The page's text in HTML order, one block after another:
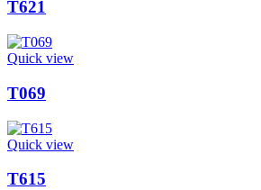
T621
Quick view
T069
Quick view
T615